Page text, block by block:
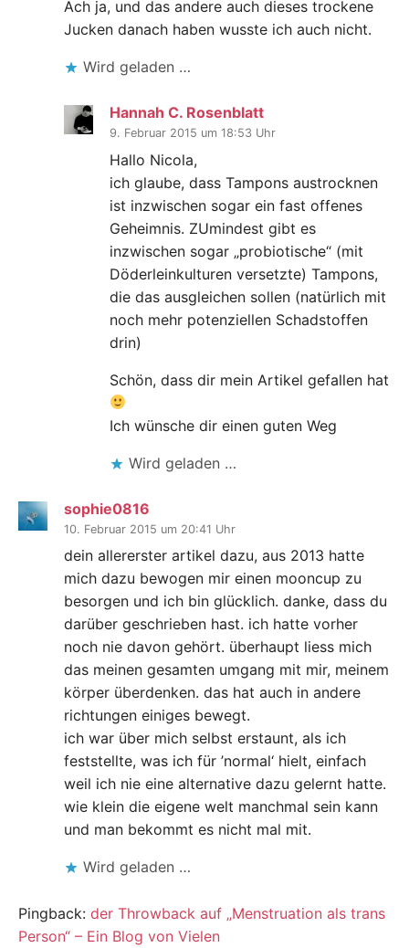
Ach ja, und das andere auch dieses trockene
Jucken danach haben wusste ich auch nicht.
Wird geladen …
Hannah C. Rosenblatt
9. Februar 2015 um 18:53 Uhr
Hallo Nicola,
ich glaube, dass Tampons austrocknen
ist inzwischen sogar ein fast offenes
Geheimnis. ZUmindest gibt es
inzwischen sogar „probiotische“ (mit
Döderleinkulturen versetzte) Tampons,
die das ausgleichen sollen (natürlich mit
noch mehr potenziellen Schadstoffen
drin)
Schön, dass dir mein Artikel gefallen hat
Ich wünsche dir einen guten Weg
Wird geladen …
sophie0816
10. Februar 2015 um 20:41 Uhr
dein allererster artikel dazu, aus 2013 hatte
mich dazu bewogen mir einen mooncup zu
besorgen und ich bin glücklich. danke, dass du
darüber geschrieben hast. ich hatte vorher
noch nie davon gehört. überhaupt liess mich
das meinen gesamten umgang mit mir, meinem
körper überdenken. das hat auch in andere
richtungen einiges bewegt.
ich war über mich selbst erstaunt, als ich
feststellte, was ich für ’normal‘ hielt, einfach
weil ich nie eine alternative dazu gelernt hatte.
wie klein die eigene welt manchmal sein kann
und man bekommt es nicht mal mit.
Wird geladen …
Pingback: der Throwback auf „Menstruation als trans
Person“ – Ein Blog von Vielen